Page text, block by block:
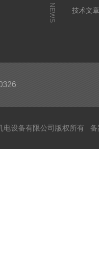
NEWS 技术文
电设备有限公司版权所有 备